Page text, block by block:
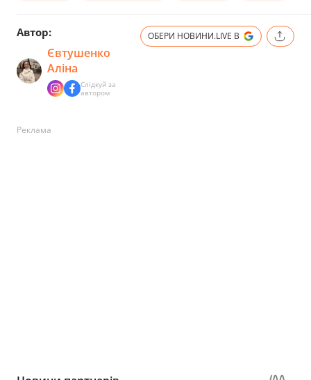
Автор:
Євтушенко
Аліна
Слідкуй за
автором
ОБЕРИ НОВИНИ.LIVE В
Реклама